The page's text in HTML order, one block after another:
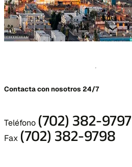
Contacta con nosotros 24/7
Teléfono (702) 382-9797
Fax (702) 382-9798